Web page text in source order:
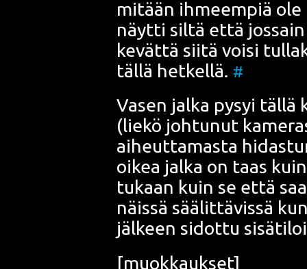
mitään ihmeem­piä
näyt­ti sil­tä että jos­sain
kevät­tä sii­tä voi­si
täl­lä het­kel­lä. #
Vasen jal­ka pysyi täl­lä
(lie­kö joh­tu­nut
aiheut­ta­mas­ta
oikea jal­ka on taas
tu­kaan kuin se että
näis­sä sää­lit­tä­vis­sä
jäl­keen sidot­tu
[muok­kauk­set]